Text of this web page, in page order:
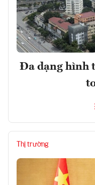
Đa dạng hình
Thị trường